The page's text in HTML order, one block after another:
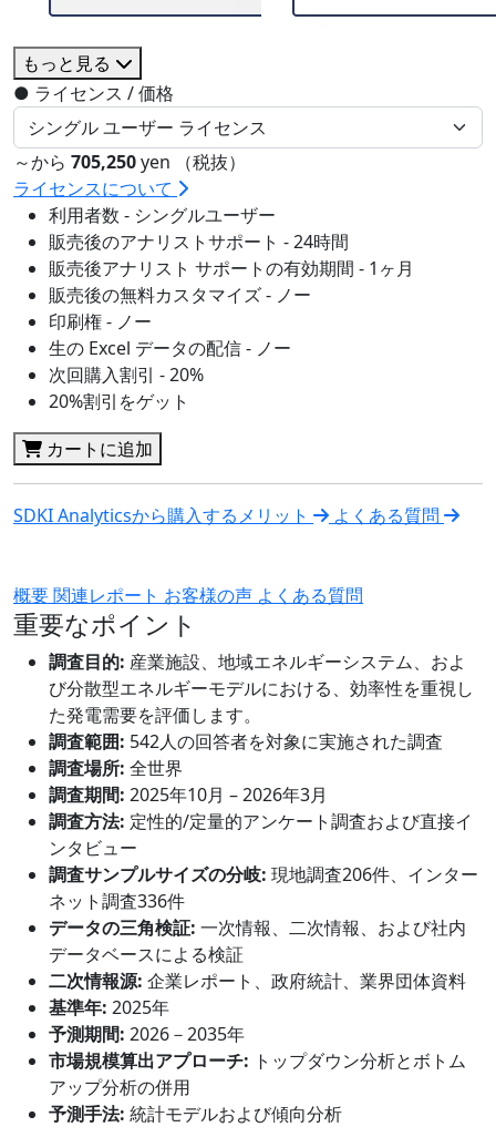
もっと見る
● ライセンス / 価格
～から 705,250yen （税抜）
ライセンスについて
利用者数 - シングルユーザー
販売後のアナリストサポート - 24時間
販売後アナリスト サポートの有効期間 - 1ヶ月
販売後の無料カスタマイズ - ノー
印刷権 - ノー
生の Excel データの配信 - ノー
次回購入割引 - 20%
20%割引をゲット
カートに追加
SDKI Analyticsから購入するメリット よくある質問
概要関連レポート お客様の声 よくある質問
重要なポイント
調査目的: 産業施設、地域エネルギーシステム、およ
び分散型エネルギーモデルにおける、効率性を重視し
た発電需要を評価します。
調査範囲: 542人の回答者を対象に実施された調査
調査場所: 全世界
調査期間: 2025年10月 – 2026年3月
調査方法: 定性的/定量的アンケート調査および直接イ
ンタビュー
調査サンプルサイズの分岐: 現地調査206件、インター
ネット調査336件
データの三角検証: 一次情報、二次情報、および社内
データベースによる検証
二次情報源: 企業レポート、政府統計、業界団体資料
基準年: 2025年
予測期間: 2026－2035年
市場規模算出アプローチ: トップダウン分析とボトム
アップ分析の併用
予測手法: 統計モデルおよび傾向分析